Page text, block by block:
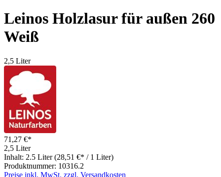
Leinos Holzlasur für außen 260
Weiß
2,5 Liter
71,27 €*
2,5 Liter
Inhalt: 2.5 Liter (28,51 €* / 1 Liter)
Produktnummer: 10316.2
Preise inkl. MwSt. zzgl. Versandkosten